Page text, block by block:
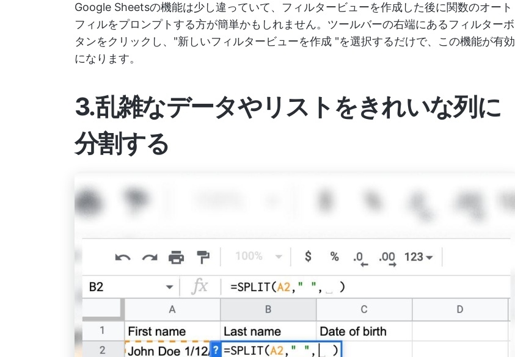
Google Sheetsの機能は少し違っていて、フィルタービューを作成した後に関数のオート
フィルをプロンプトする方が簡単かもしれません。ツールバーの右端にあるフィルターボ
タンをクリックし、"新しいフィルタービューを作成 "を選択するだけで、この機能が有効
になります。
3.乱雑なデータやリストをきれいな列に
分割する